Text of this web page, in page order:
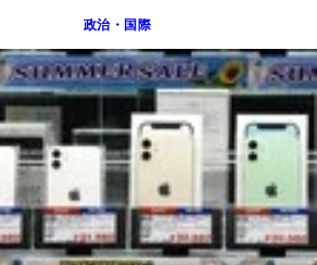
政治・国際